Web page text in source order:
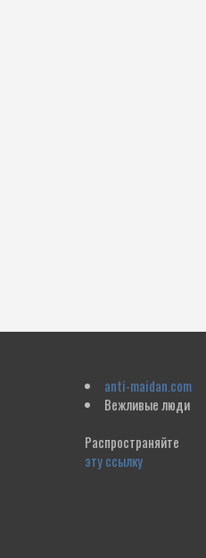
anti-maidan.com
Вежливые люди
Распространяйте
эту ссылку